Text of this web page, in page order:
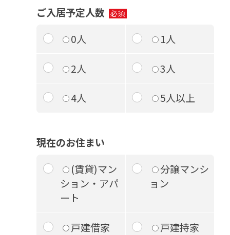
ご入居予定人数
0人
1人
2人 3人
4人 5人以上
現在のお住まい
(賃貸)マン
ション・アパ
ート
分譲マンシ
ョン
戸建借家 戸建持家